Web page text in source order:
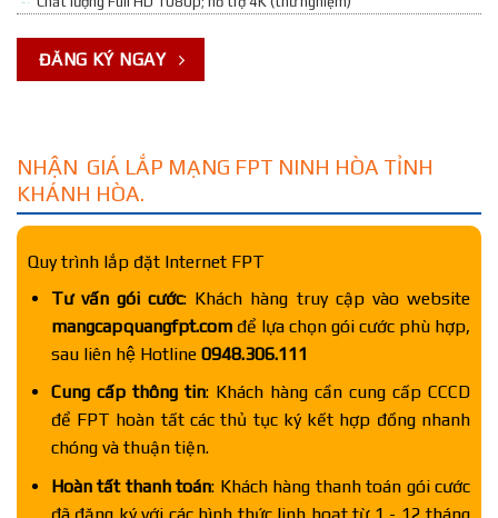
ĐĂNG KÝ NGAY
NHẬN GIÁ LẮP MẠNG FPT NINH HÒA TỈNH
KHÁNH HÒA.
Quy trình lắp đặt Internet FPT
Tư vấn gói cước: Khách hàng truy cập vào website
mangcapquangfpt.comđể lựa chọn gói cước phù hợp,
sau liên hệ Hotline 0948.306.111
Cung cấp thông tin: Khách hàng cần cung cấp CCCD
để FPT hoàn tất các thủ tục ký kết hợp đồng nhanh
chóng và thuận tiện.
Hoàn tất thanh toán: Khách hàng thanh toán gói cước